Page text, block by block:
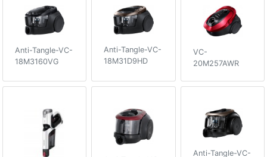
Anti-Tangle-VC-
18M3160VG
Anti-Tangle-VC-
18M31D9HD
VC-
20M257AWR
Anti-Tangle-VC-